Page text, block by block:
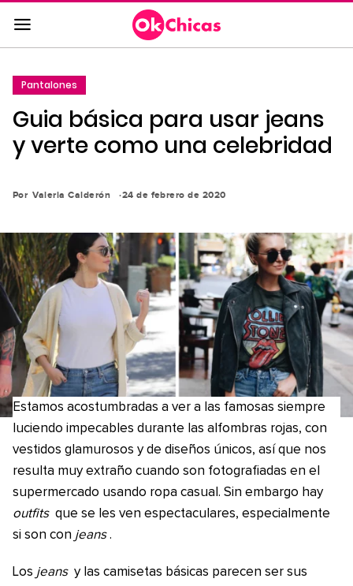
Saltar
al
contenido
a
la
navegación
Pantalones
Guia básica para usar jeans
y verte como una celebridad
Por Valeria Calderón 24 de febrero de 2020
Estamos acostumbradas a ver a las famosas siempre
luciendo impecables durante las alfombras rojas, con
vestidos glamurosos y de diseños únicos, así que nos
resulta muy extraño cuando son fotografiadas en el
supermercado usando ropa casual. Sin embargo hay
outfits que se les ven espectaculares, especialmente
si son con jeans .
Los jeans y las camisetas básicas parecen ser sus